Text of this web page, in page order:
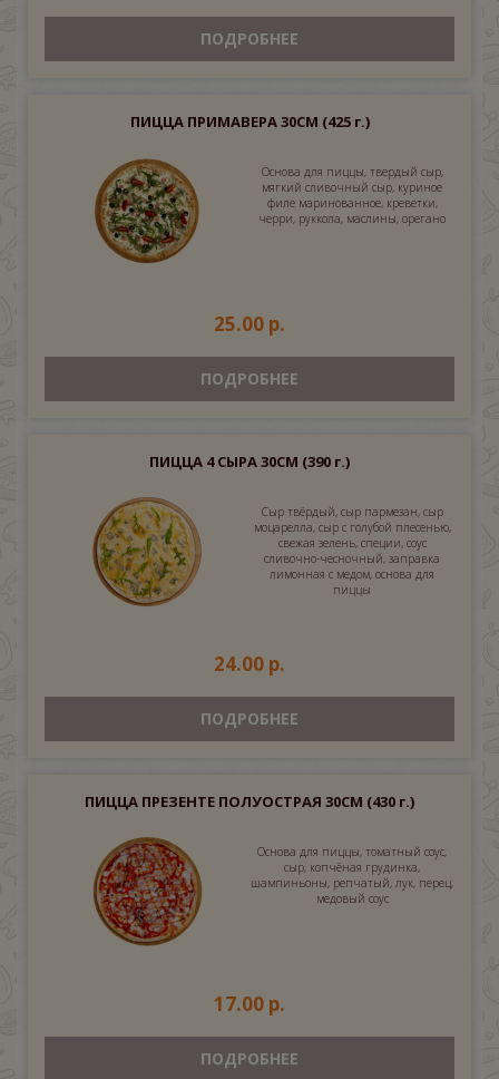
ПОДРОБНЕЕ
ПИЦЦА ПРИМАВЕРА 30СМ (425 г.)
Основа для пиццы, твердый сыр,
мягкий сливочный сыр, куриное
филе маринованное, креветки,
черри, руккола, маслины, орегано
25.00 р.
ПОДРОБНЕЕ
ПИЦЦА 4 СЫРА 30СМ (390 г.)
Сыр твёрдый, сыр пармезан, сыр
моцарелла, сыр с голубой плесенью,
свежая зелень, специи, соус
сливочно-чесночный, заправка
лимонная с медом, основа для
пиццы
24.00 р.
ПОДРОБНЕЕ
ПИЦЦА ПРЕЗЕНТЕ ПОЛУОСТРАЯ 30СМ (430 г.)
Основа для пиццы, томатный соус,
сыр, копчёная грудинка,
шампиньоны, репчатый, лук, перец,
медовый соус
17.00 р.
ПОДРОБНЕЕ